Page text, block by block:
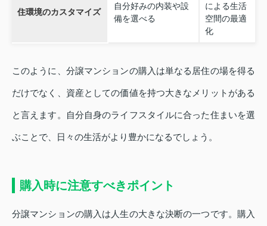
住環境のカスタマイズ
自分好みの内装や設
備を選べる
による生活
空間の最適
化
このように、分譲マンションの購入は単なる居住の場を得る
だけでなく、資産としての価値を持つ大きなメリットがある
と言えます。自分自身のライフスタイルに合った住まいを選
ぶことで、日々の生活がより豊かになるでしょう。
購入時に注意すべきポイント
分譲マンションの購入は人生の大きな決断の一つです。購入